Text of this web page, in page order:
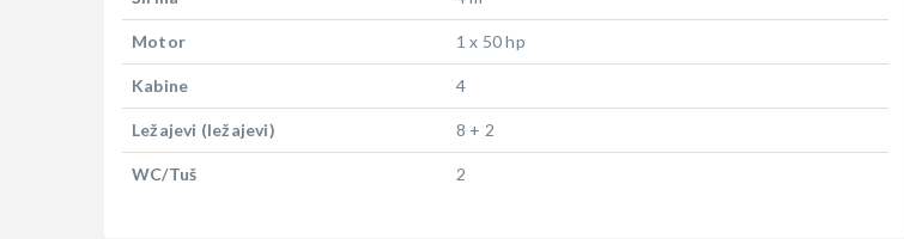
Motor 1 x 50 hp
Kabine 4
Ležajevi (ležajevi) 8 + 2
WC/Tuš 2